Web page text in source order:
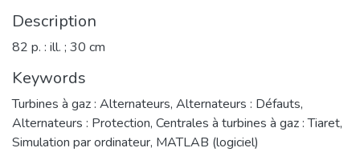
Description
82 p. : ill. ; 30 cm
Keywords
Turbines à gaz : Alternateurs, Alternateurs : Défauts,
Alternateurs : Protection, Centrales à turbines à gaz : Tiaret,
Simulation par ordinateur, MATLAB (logiciel)